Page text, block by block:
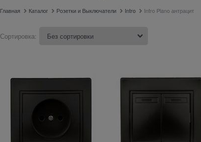
Главная Каталог Розетки и Выключатели Intro Intro Plano антрацит
Сортировка: